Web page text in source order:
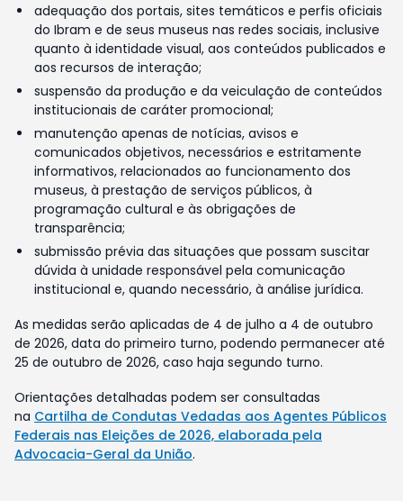
adequação dos portais, sites temáticos e perfis oficiais
do Ibram e de seus museus nas redes sociais, inclusive
quanto à identidade visual, aos conteúdos publicados e
aos recursos de interação;
suspensão da produção e da veiculação de conteúdos
institucionais de caráter promocional;
manutenção apenas de notícias, avisos e
comunicados objetivos, necessários e estritamente
informativos, relacionados ao funcionamento dos
museus, à prestação de serviços públicos, à
programação cultural e às obrigações de
transparência;
submissão prévia das situações que possam suscitar
dúvida à unidade responsável pela comunicação
institucional e, quando necessário, à análise jurídica.
As medidas serão aplicadas de 4 de julho a 4 de outubro
de 2026, data do primeiro turno, podendo permanecer até
25 de outubro de 2026, caso haja segundo turno.
Orientações detalhadas podem ser consultadas
na Cartilha de Condutas Vedadas aos Agentes Públicos
Federais nas Eleições de 2026, elaborada pela
Advocacia-Geral da União.